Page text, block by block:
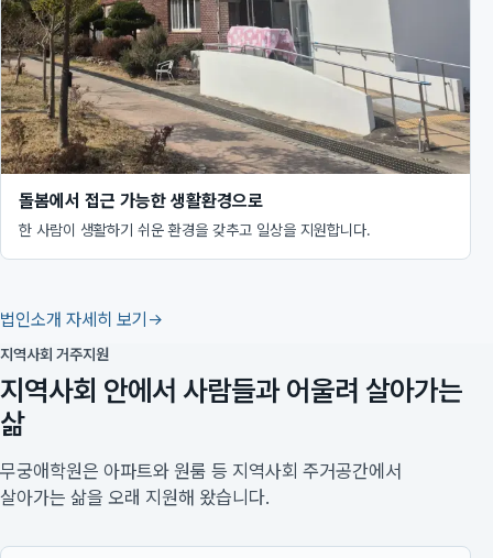
돌봄에서 접근 가능한 생활환경으로
한 사람이 생활하기 쉬운 환경을 갖추고 일상을 지원합니다.
법인소개 자세히 보기
지역사회 거주지원
지역사회 안에서 사람들과 어울려 살아가는
삶
무궁애학원은 아파트와 원룸 등 지역사회 주거공간에서
살아가는 삶을 오래 지원해 왔습니다.